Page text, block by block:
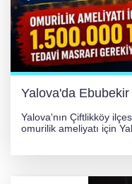
Yalova'da
Yalova'nın Çiftlikköy
omurilik ameliyatı için